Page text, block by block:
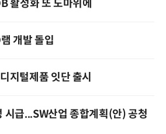
활성화 또 도마위에
개발 돌입
지털제품 잇단 출시
시급...SW산업 종합계획(안) 공청